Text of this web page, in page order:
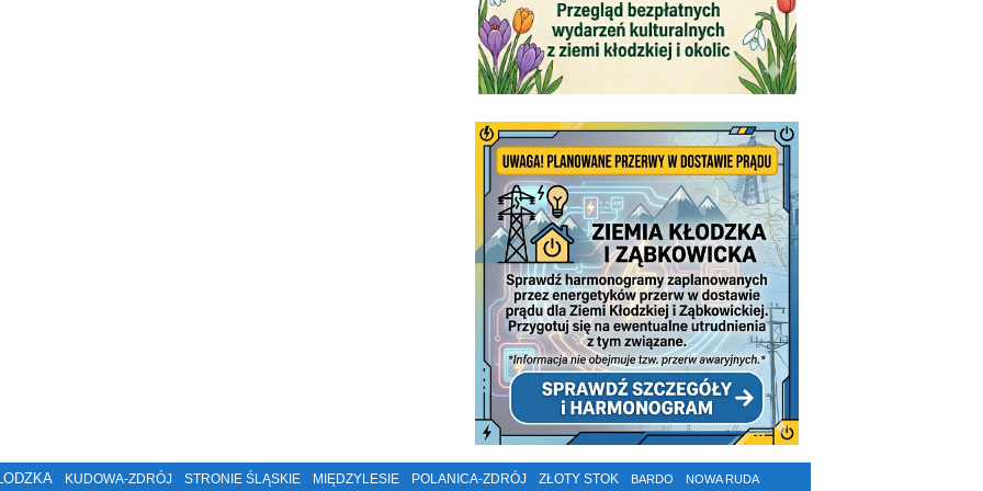
KUDOWA-ZDRÓJ STRONIE ŚLĄSKIE MIĘDZYLESIE POLANICA-ZDRÓJ ZŁOTY STOK BARDO NOWA RUDA